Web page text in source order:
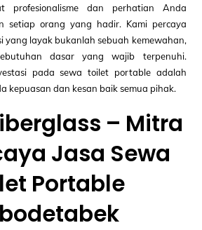
profesionalisme dan perhatian Anda
setiap orang yang hadir. Kami percaya
yang layak bukanlah sebuah kemewahan,
dasar yang wajib terpenuhi.
pada sewa toilet portable adalah
kepuasan dan kesan baik semua pihak.
– Mitra
Jasa Sewa
Portable